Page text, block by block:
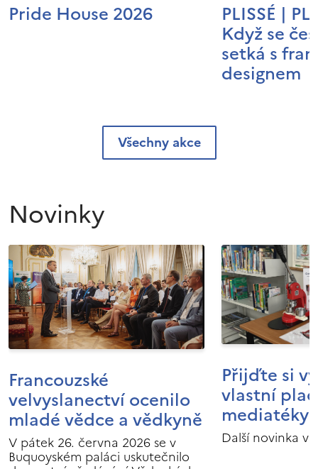
Pride House 2026 PLISSÉ |
Když se
setká s
designem
Všechny akce
Novinky
Francouzské
velvyslanectví ocenilo
mladé vědce a vědkyně
V pátek 26. června 2026 se v
Buquoyském paláci uskutečnilo
Přijďte si
vlastní
mediatéky
Další novinka v